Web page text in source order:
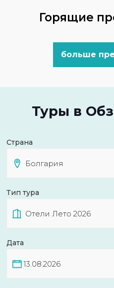
Горящие
больше
Туры в
Страна
Тип тура
Дата